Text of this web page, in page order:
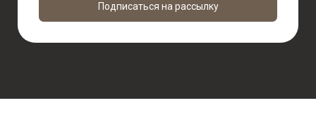
Подписаться на рассылку